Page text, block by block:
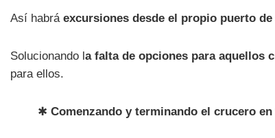
Así habrá excursiones desde el propio puerto de
Solucionando la falta de opciones para aquellos
para ellos.
✱ Comenzando y terminando el crucero en